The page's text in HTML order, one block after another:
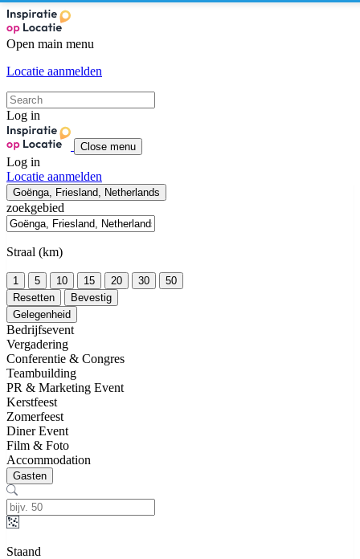
Open main menu
Locatie aanmelden
Log in
Close menu
Log in
Locatie aanmelden
Goënga, Friesland, Netherlands
zoekgebied
Straal (km)
1 5 10 15 20 30
50
Resetten
Bevestig
Gelegenheid
Bedrijfsevent
Vergadering
Conferentie & Congres
Teambuilding
PR & Marketing Event
Kerstfeest
Zomerfeest
Diner Event
Film & Foto
Accommodation
Gasten
Staand